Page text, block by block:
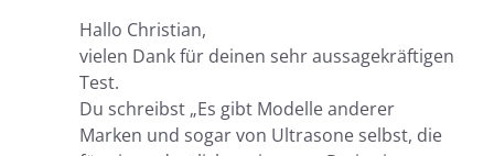
Hallo Christian,
vielen Dank für deinen sehr aussagekräftigen
Test.
Du schreibst „Es gibt Modelle anderer
Marken und sogar von Ultrasone selbst, die